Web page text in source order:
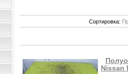
Сортировка:
Nissan